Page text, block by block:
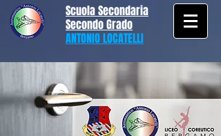
Scuola Secondaria
Secondo Grado
ANTONIO LOCATELLI